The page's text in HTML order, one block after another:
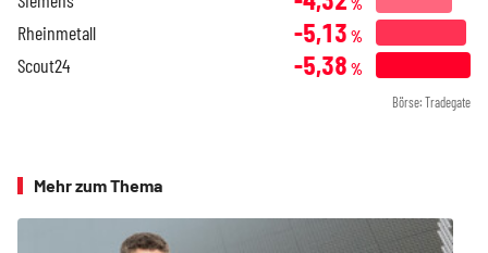
Rheinmetall -5,13 %
Scout24 -5,38 %
Börse: Tradegate
Mehr zum Thema